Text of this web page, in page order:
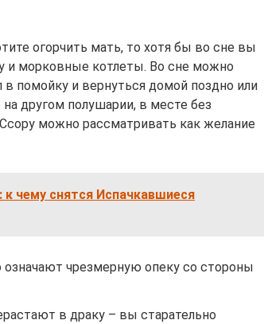
огорчить мать, то хотя бы во сне вы
и морковные котлеты. Во сне можно
помойку и вернуться домой поздно или
другом полушарии, в месте без
можно рассматривать как желание
чему снятся Испачкавшиеся
чрезмерную опеку со стороны
в драку – вы старательно